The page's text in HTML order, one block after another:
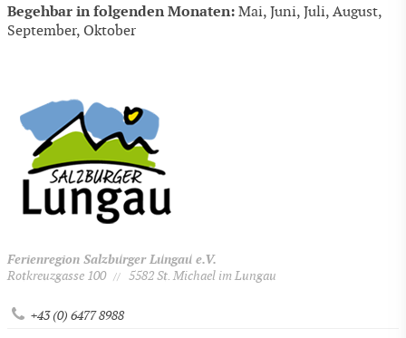
Begehbar in folgenden Monaten: Mai, Juni, Juli, August,
September, Oktober
Ferienregion Salzburger Lungau e.V.
Rotkreuzgasse 100 // 5582 St. Michael im Lungau
+43 (0) 6477 8988